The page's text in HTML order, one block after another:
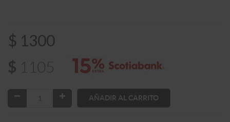
$ 1300
$ 1105
AÑADIR AL CARRITO